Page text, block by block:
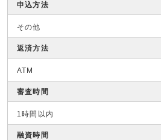
申込方法
その他
返済方法
ATM
審査時間
1時間以内
融資時間